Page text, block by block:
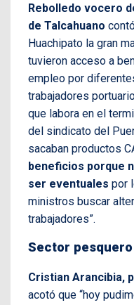
Rebolledo vocero
de Talcahuano
Huachipato la gran
tuvieron acceso a
empleo por
trabajadores
que labora en el
del sindicato del
sacaban productos
beneficios porque
ser eventuales por
ministros buscar
trabajadores”.
Sector pesquero
Cristian Arancibia,
acotó que “hoy